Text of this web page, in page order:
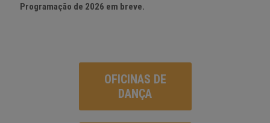
Programação de 2026 em breve.
OFICINAS DE
DANÇA